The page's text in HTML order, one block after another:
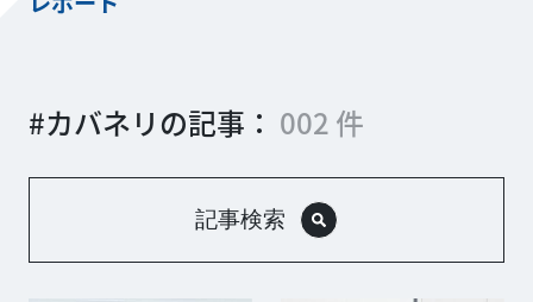
#カバネリの記事： 002 件
記事検索